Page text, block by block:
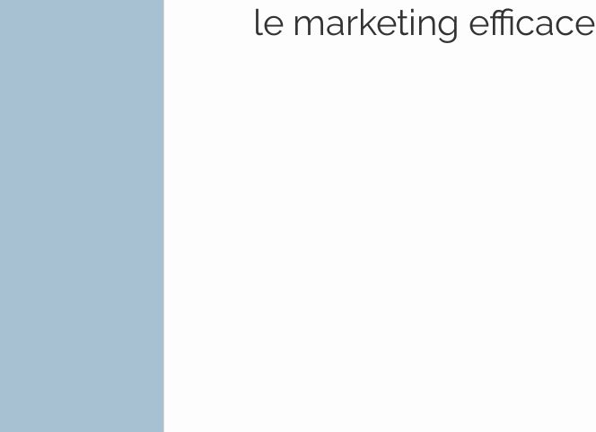
le marketing efficace